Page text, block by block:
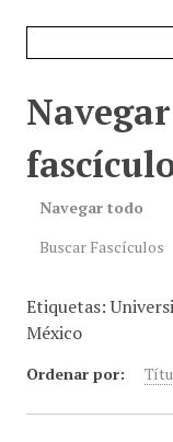
Navegar todo
Buscar Fascículos
Etiquetas:
México
Ordenar por: